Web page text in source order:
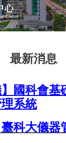
心
Center
最新消息
】國科會
系統
臺科大儀器